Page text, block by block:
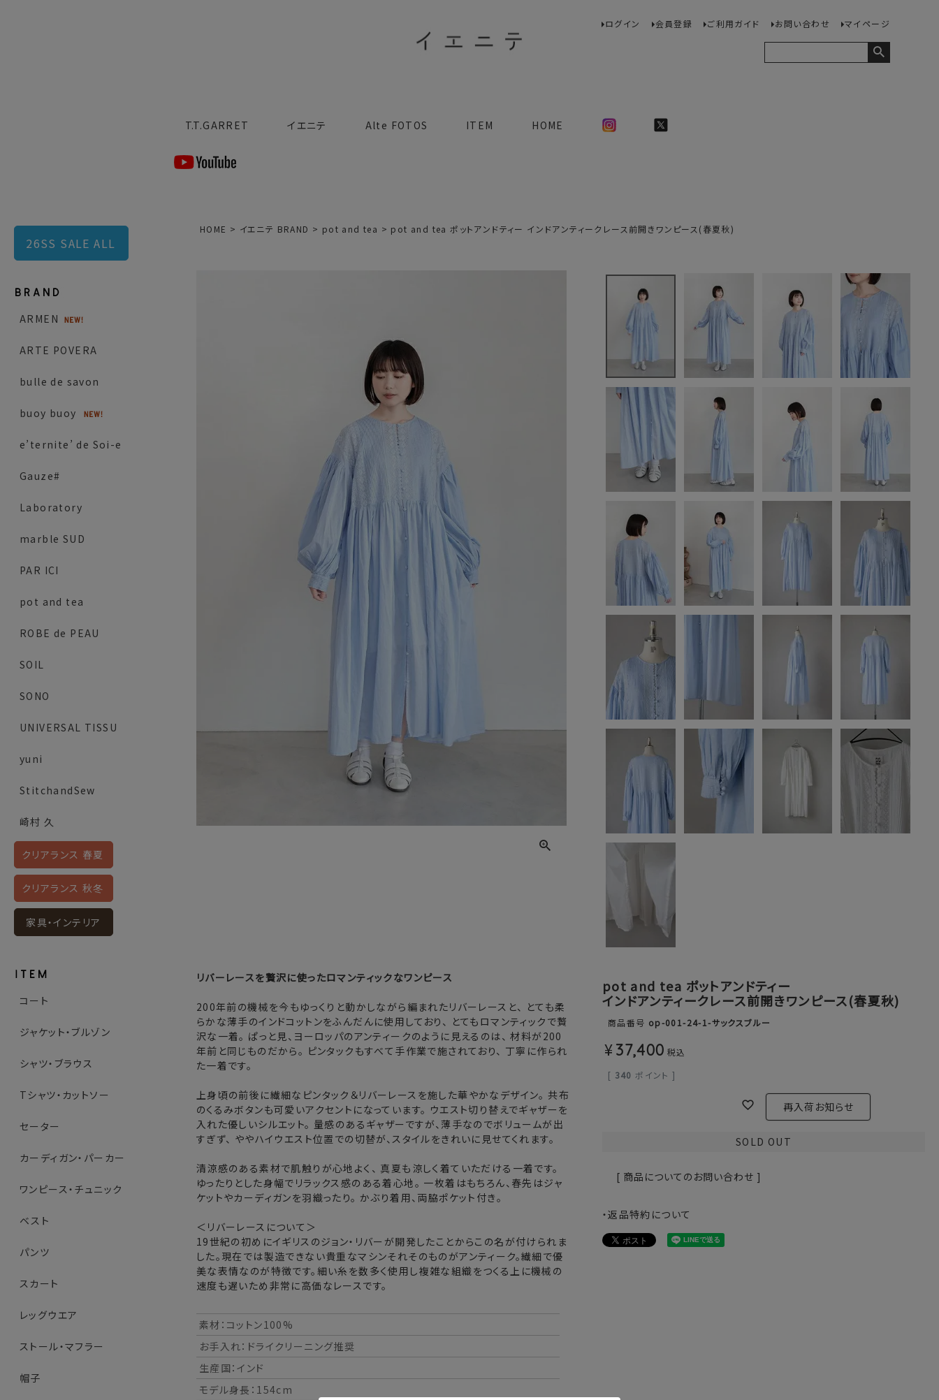
ログイン 会員登録 ご利用ガイド お問い合わせ マイページ
T.T.GARRET イエニテ Alte FOTOS ITEM HOME
26SS SALE ALL
ARMEN
ARTE POVERA
bulle de savon
buoy buoy
e’ternite’ de Soi-e
Gauze#
Laboratory
marble SUD
PAR ICI
pot and tea
ROBE de PEAU
SOIL
SONO
UNIVERSAL TISSU
yuni
StitchandSew
崎村 久
クリアランス 春夏
クリアランス 秋冬
家具・インテリア
コート
ジャケット・ブルゾン
シャツ・ブラウス
Tシャツ・カットソー
セーター
カーディガン・パーカー
ワンピース・チュニック
ベスト
パンツ
スカート
レッグウエア
ストール・マフラー
帽子
HOME イエニテ BRAND pot and tea pot and tea ポットアンドティー インドアンティークレース前開きワンピース(春夏秋)
リバーレースを贅沢に使ったロマンティックなワンピース
200年前の機械を今もゆっくりと動かしながら編まれたリバーレースと、 とても柔
らかな薄手のインドコットンをふんだんに使用しており、 とてもロマンティックで贅
沢な一着。 ぱっと見、ヨーロッパのアンティークのように見えるのは、 材料が200
年前と同じものだから。 ピンタックもすべて手作業で施されており、 丁寧に作られ
た一着です。
上身頃の前後に繊細なピンタック＆リバーレースを施した華やかなデザイン。 共布
のくるみボタンも可愛いアクセントになっています。 ウエスト切り替えでギャザーを
入れた優しいシルエット。 量感のあるギャザーですが、薄手なのでボリュームが出
すぎず、 ややハイウエスト位置での切替が、スタイルをきれいに見せてくれます。
清涼感のある素材で肌触りが心地よく、 真夏も涼しく着ていただける一着です。
ゆったりとした身幅でリラックス感のある着心地。 一枚着はもちろん、春先はジャ
ケットやカーディガンを羽織ったり。 かぶり着用、両脇ポケット付き。
＜リバーレースについて＞
19世紀の初めにイギリスのジョン・リバーが開発したことからこの名が付けられま
した。現在では製造できない貴重なマシンそれそのものがアンティーク。繊細で優
美な表情なのが特徴です。細い糸を数多く使用し複雑な組織をつくる上に機械の
速度も遅いため非常に高価なレースです。
素材：コットン100%
お手入れ：ドライクリーニング推奨
生産国：インド
モデル身長：154cm
pot and tea ポットアンドティー
インドアンティークレース前開きワンピース(春夏秋)
商品番号 op-001-24-1-サックスブルー
¥37,400 税込
[ 340 ポイント ]
再入荷お知らせ
SOLD OUT
[ 商品についてのお問い合わせ ]
・返品特約について